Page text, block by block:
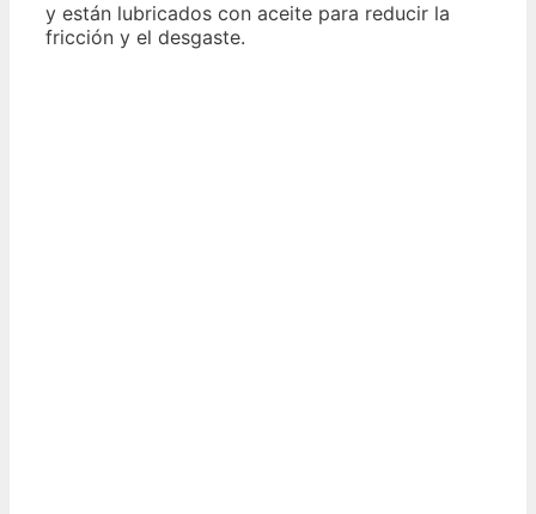
y están lubricados con aceite para reducir la
fricción y el desgaste.